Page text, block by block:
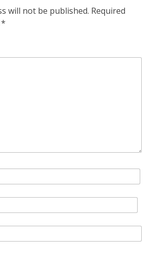
will not be published. Required
*